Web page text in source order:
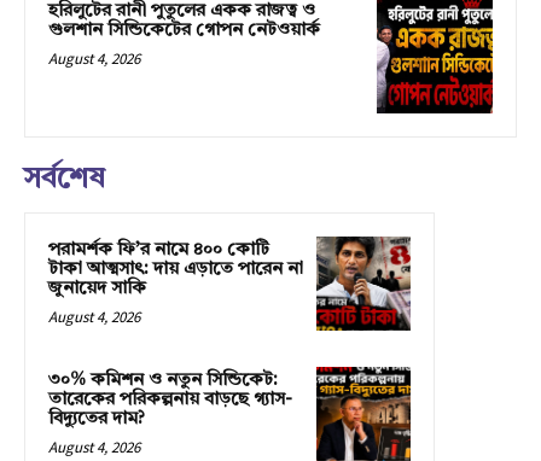
হরিলুটের রানী পুতুলের একক রাজত্ব ও
গুলশান সিন্ডিকেটের গোপন নেটওয়ার্ক
August 4, 2026
সর্বশেষ
পরামর্শক ফি’র নামে ৪০০ কোটি
টাকা আত্মসাৎ: দায় এড়াতে পারেন না
জুনায়েদ সাকি
August 4, 2026
৩০% কমিশন ও নতুন সিন্ডিকেট:
তারেকের পরিকল্পনায় বাড়ছে গ্যাস-
বিদ্যুতের দাম?
August 4, 2026